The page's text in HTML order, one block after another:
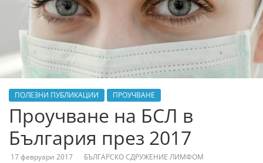
ПОЛЕЗНИ ПУБЛИКАЦИИ ПРОУЧВАНЕ
Проучване на БСЛ в
България през 2017
17 февруари 2017 БЪЛГАРСКО СДРУЖЕНИЕ ЛИМФОМ